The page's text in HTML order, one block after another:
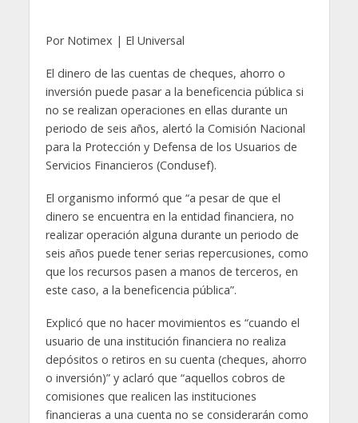
Por Notimex | El Universal
El dinero de las cuentas de cheques, ahorro o
inversión puede pasar a la beneficencia pública si
no se realizan operaciones en ellas durante un
periodo de seis años, alertó la Comisión Nacional
para la Protección y Defensa de los Usuarios de
Servicios Financieros (Condusef).
El organismo informó que “a pesar de que el
dinero se encuentra en la entidad financiera, no
realizar operación alguna durante un periodo de
seis años puede tener serias repercusiones, como
que los recursos pasen a manos de terceros, en
este caso, a la beneficencia pública”.
Explicó que no hacer movimientos es “cuando el
usuario de una institución financiera no realiza
depósitos o retiros en su cuenta (cheques, ahorro
o inversión)” y aclaró que “aquellos cobros de
comisiones que realicen las instituciones
financieras a una cuenta no se considerarán como